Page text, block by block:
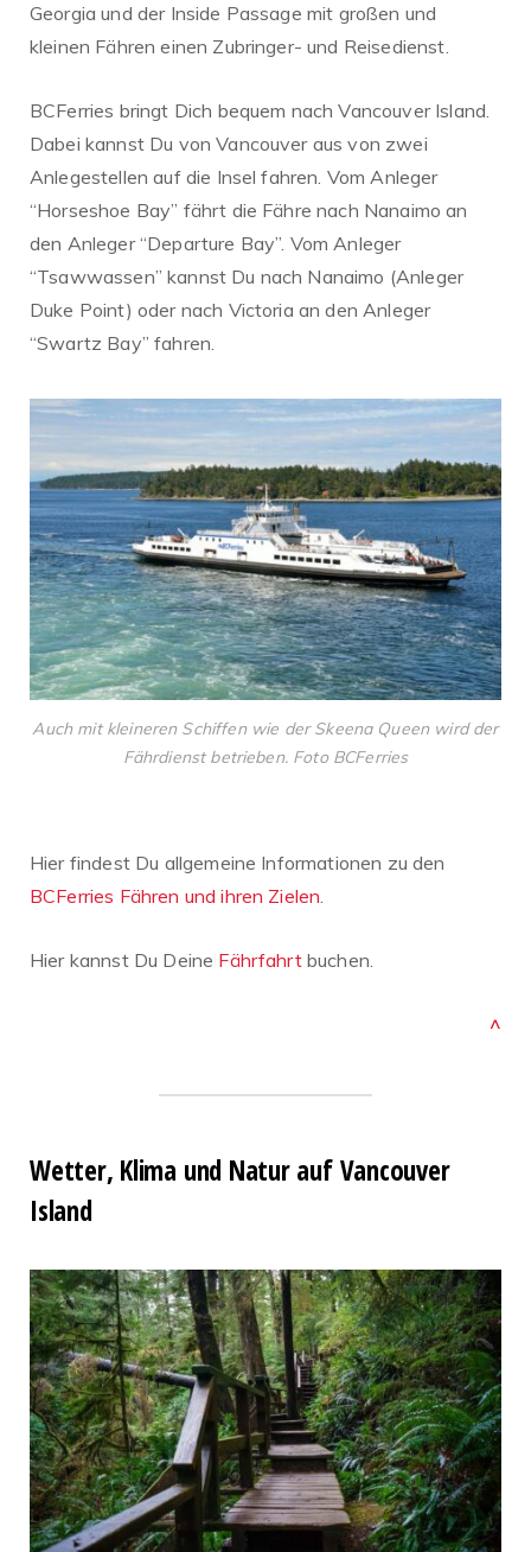
Georgia und der Inside Passage mit großen und
kleinen Fähren einen Zubringer- und Reisedienst.
BCFerries bringt Dich bequem nach Vancouver Island.
Dabei kannst Du von Vancouver aus von zwei
Anlegestellen auf die Insel fahren. Vom Anleger
“Horseshoe Bay” fährt die Fähre nach Nanaimo an
den Anleger “Departure Bay”. Vom Anleger
“Tsawwassen” kannst Du nach Nanaimo (Anleger
Duke Point) oder nach Victoria an den Anleger
“Swartz Bay” fahren.
Auch mit kleineren Schiffen wie der Skeena Queen wird der
Fährdienst betrieben. Foto BCFerries
Hier findest Du allgemeine Informationen zu den
BCFerries Fähren und ihren Zielen.
Hier kannst Du Deine Fährfahrtbuchen.
^
Wetter, Klima und Natur auf Vancouver
Island